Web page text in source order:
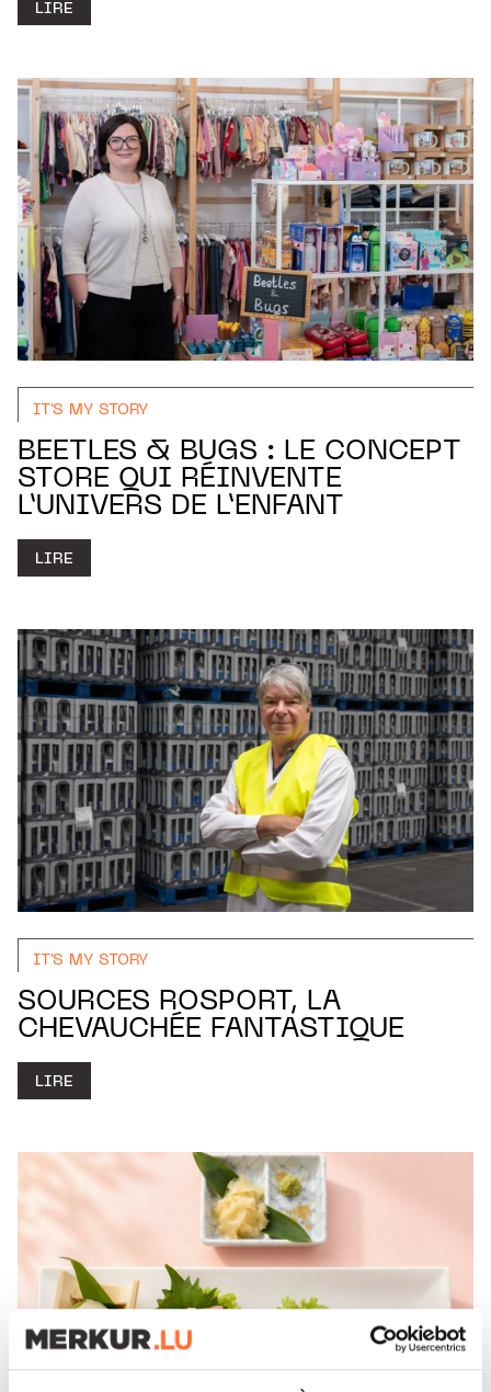
LIRE
IT'S MY STORY
BEETLES & BUGS : LE CONCEPT
STORE QUI RÉINVENTE
L’UNIVERS DE L’ENFANT
LIRE
IT'S MY STORY
SOURCES ROSPORT, LA
CHEVAUCHÉE FANTASTIQUE
LIRE